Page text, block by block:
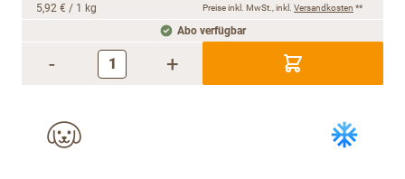
5,92 € / 1 kg Preise inkl. MwSt., inkl. Versandkosten **
Abo verfügbar
- +